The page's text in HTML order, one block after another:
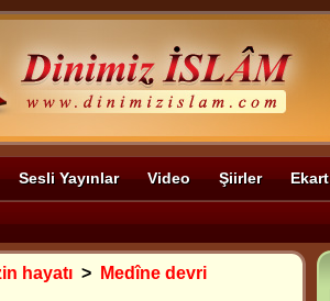
Sesli Yayınlar Video Şiirler Ekart
hayatı > Medîne devri